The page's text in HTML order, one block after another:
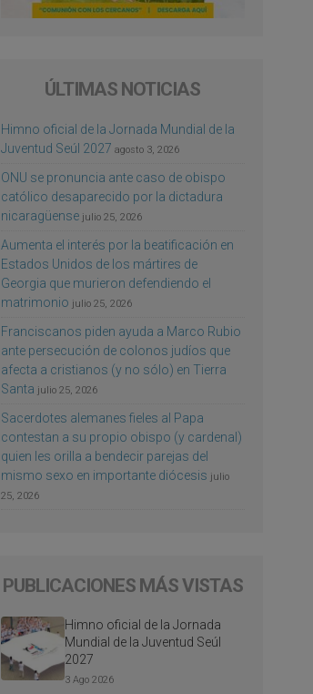
ÚLTIMAS NOTICIAS
Himno oficial de la Jornada Mundial de la
Juventud Seúl 2027 agosto 3, 2026
ONU se pronuncia ante caso de obispo
católico desaparecido por la dictadura
nicaragüense julio 25, 2026
Aumenta el interés por la beatificación en
Estados Unidos de los mártires de
Georgia que murieron defendiendo el
matrimonio julio 25, 2026
Franciscanos piden ayuda a Marco Rubio
ante persecución de colonos judíos que
afecta a cristianos (y no sólo) en Tierra
Santa julio 25, 2026
Sacerdotes alemanes fieles al Papa
contestan a su propio obispo (y cardenal)
quien les orilla a bendecir parejas del
mismo sexo en importante diócesis julio
25, 2026
PUBLICACIONES MÁS VISTAS
Himno oficial de la Jornada
Mundial de la Juventud Seúl
2027
3 Ago 2026